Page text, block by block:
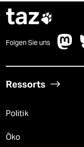
taz
Folgen Sie uns
Ressorts
Politik
Öko